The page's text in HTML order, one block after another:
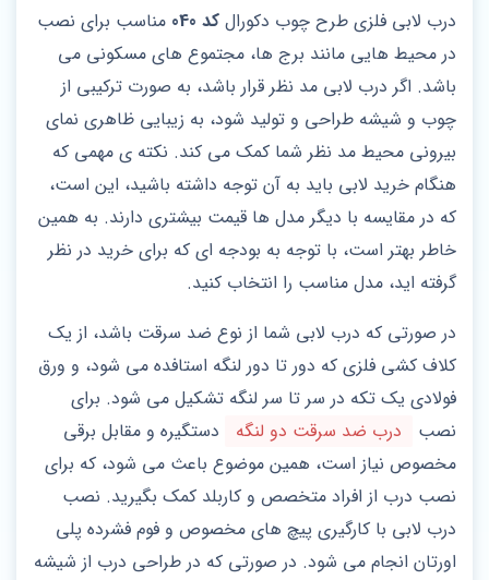
درب لابی فلزی طرح چوب دکورال کد 040
مناسب برای نصب
در محیط هایی مانند برج ها، مجتموع های مسکونی می
باشد. اگر درب لابی مد نظر قرار باشد، به صورت ترکیبی از
چوب و شیشه طراحی و تولید شود، به زیبایی ظاهری نمای
بیرونی محیط مد نظر شما کمک می کند. نکته ی مهمی که
هنگام خرید لابی باید به آن توجه داشته باشید، این است،
که در مقایسه با دیگر مدل ها قیمت بیشتری دارند. به همین
خاطر بهتر است، با توجه به بودجه ای که برای خرید در نظر
گرفته اید، مدل مناسب را انتخاب کنید.
در صورتی که درب لابی شما از نوع ضد سرقت باشد، از یک
کلاف کشی فلزی که دور تا دور لنگه استافده می شود، و ورق
فولادی یک تکه در سر تا سر لنگه تشکیل می‌ شود. برای
نصب
درب ضد سرقت دو لنگه
دستگیره و مقابل برقی
مخصوص نیاز است، همین موضوع باعث می شود، که برای
نصب درب از افراد متخصص و کاربلد کمک بگیرید. نصب
درب لابی با کارگیری پیچ های مخصوص و فوم فشرده پلی
اورتان انجام می شود. در صورتی که در طراحی درب از شیشه